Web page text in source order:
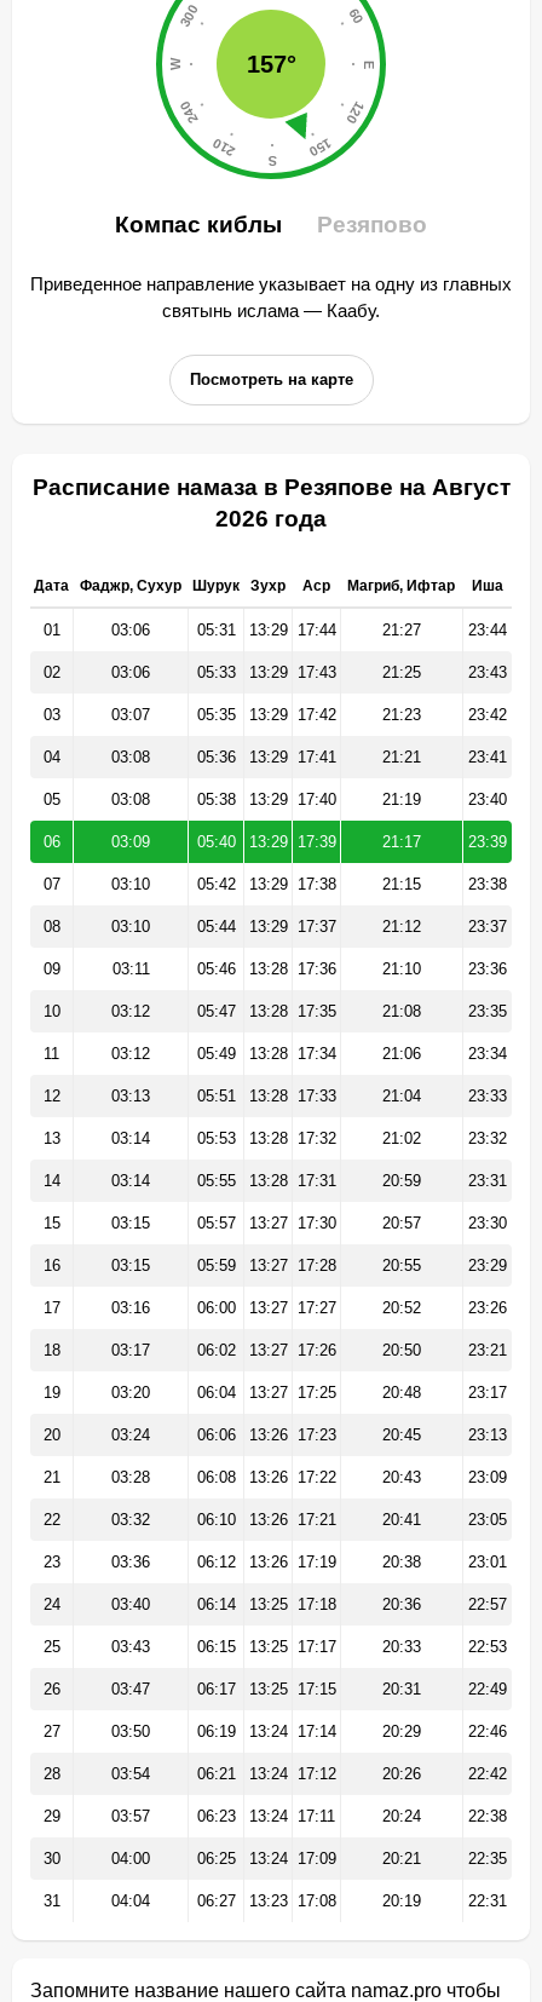
157°
Компас киблы Резяпово
Приведенное направление указывает на одну из главных
святынь ислама — Каабу.
Посмотреть на карте
Расписание намаза в Резяпове на Август
2026 года
Дата Фаджр, Сухур Шурук Зухр Аср Магриб, Ифтар Иша
01 03:06 05:31 13:29 17:44 21:27 23:44
02 03:06 05:33 13:29 17:43 21:25 23:43
03 03:07 05:35 13:29 17:42 21:23 23:42
04 03:08 05:36 13:29 17:41 21:21 23:41
05 03:08 05:38 13:29 17:40 21:19 23:40
06 03:09 05:40 13:29 17:39 21:17 23:39
07 03:10 05:42 13:29 17:38 21:15 23:38
08 03:10 05:44 13:29 17:37 21:12 23:37
09 03:11 05:46 13:28 17:36 21:10 23:36
10 03:12 05:47 13:28 17:35 21:08 23:35
11 03:12 05:49 13:28 17:34 21:06 23:34
12 03:13 05:51 13:28 17:33 21:04 23:33
13 03:14 05:53 13:28 17:32 21:02 23:32
14 03:14 05:55 13:28 17:31 20:59 23:31
15 03:15 05:57 13:27 17:30 20:57 23:30
16 03:15 05:59 13:27 17:28 20:55 23:29
17 03:16 06:00 13:27 17:27 20:52 23:26
18 03:17 06:02 13:27 17:26 20:50 23:21
19 03:20 06:04 13:27 17:25 20:48 23:17
20 03:24 06:06 13:26 17:23 20:45 23:13
21 03:28 06:08 13:26 17:22 20:43 23:09
22 03:32 06:10 13:26 17:21 20:41 23:05
23 03:36 06:12 13:26 17:19 20:38 23:01
24 03:40 06:14 13:25 17:18 20:36 22:57
25 03:43 06:15 13:25 17:17 20:33 22:53
26 03:47 06:17 13:25 17:15 20:31 22:49
27 03:50 06:19 13:24 17:14 20:29 22:46
28 03:54 06:21 13:24 17:12 20:26 22:42
29 03:57 06:23 13:24 17:11 20:24 22:38
30 04:00 06:25 13:24 17:09 20:21 22:35
31 04:04 06:27 13:23 17:08 20:19 22:31
Запомните название нашего сайта namaz.pro чтобы